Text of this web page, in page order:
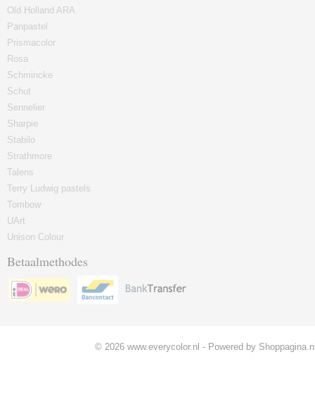
Old Holland ARA
Panpastel
Prismacolor
Rosa
Schmincke
Schut
Sennelier
Sharpie
Stabilo
Strathmore
Talens
Terry Ludwig pastels
Tombow
UArt
Unison Colour
Betaalmethodes
© 2026 www.everycolor.nl - Powered by